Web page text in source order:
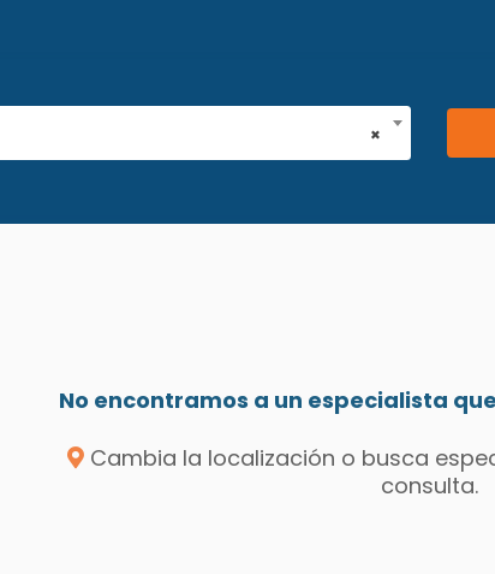
×
No encontramos a un especialista
Cambia la localización o busca
consulta.